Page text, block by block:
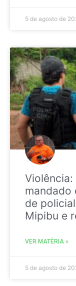
5 de agosto de
mandado
de
Mipibu e
VER MATÉRIA »
5 de agosto de